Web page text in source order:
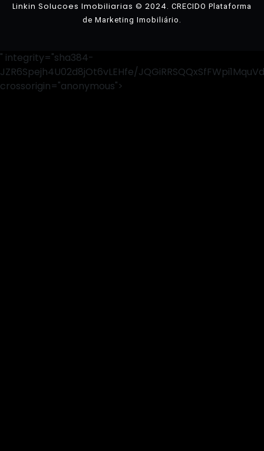
Linkin Solucoes Imobiliarias © 2024. CRECIDO Plataforma
de Marketing Imobiliário .
" integrity="sha384-
JZR6Spejh4U02d8jOt6vLEHfe/
crossorigin="anonymous">